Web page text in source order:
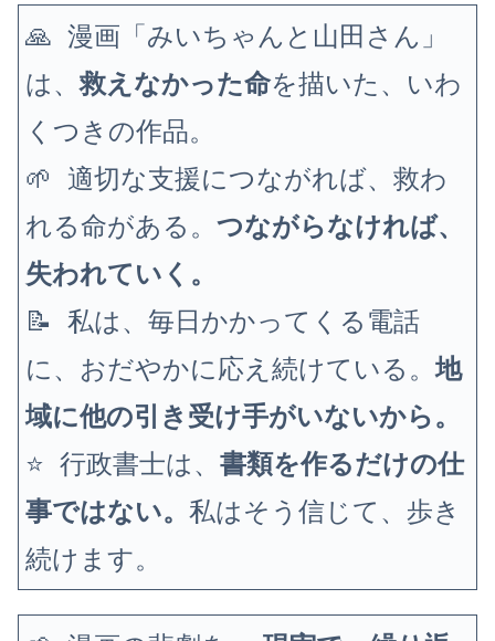
🙏 漫画「みいちゃんと山田さん」
は、救えなかった命を描いた、いわ
くつきの作品。
🌱 適切な支援につながれば、救わ
れる命がある。つながらなければ、
失われていく。
📝 私は、毎日かかってくる電話
に、おだやかに応え続けている。地
域に他の引き受け手がいないから。
⭐ 行政書士は、書類を作るだけの仕
事ではない。私はそう信じて、歩き
続けます。